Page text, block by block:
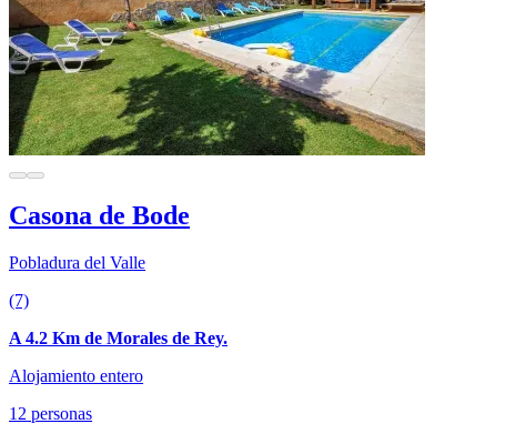
Casona de Bode
Pobladura del Valle
(7)
A 4.2 Km de Morales de Rey.
Alojamiento entero
12 personas